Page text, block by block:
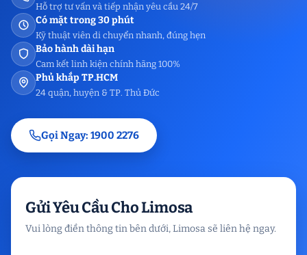
Hỗ trợ tư vấn và tiếp nhận yêu cầu 24/7
Có mặt trong 30 phút
Kỹ thuật viên di chuyển nhanh, đúng hẹn
Bảo hành dài hạn
Cam kết linh kiện chính hãng 100%
Phủ khắp TP.HCM
24 quận, huyện & TP. Thủ Đức
Gọi Ngay: 1900 2276
Gửi Yêu Cầu Cho Limosa
Vui lòng điền thông tin bên dưới, Limosa sẽ liên hệ ngay.